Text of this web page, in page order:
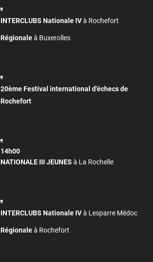
INTERCLUBS Nationale IVà Rochefort
Régionaleà Buxerolles
20ème Festival international d'échecs de
Rochefort
14h00
NATIONALE III JEUNES à La Rochelle
INTERCLUBS Nationale IVà Lesparre Médoc
Régionaleà Rochefort